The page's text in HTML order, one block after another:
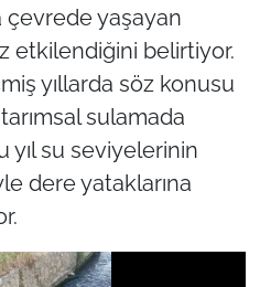
çevrede yaşayan
etkilendiğini belirtiyor.
yıllarda söz konusu
sulamada
yıl su seviyelerinin
dere yataklarına